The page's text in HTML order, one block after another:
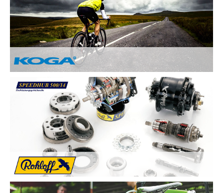
Kundenzufriedenheit durch Individuelle
Kundenberatung
Sicherheit und Fahrkomfort durch hochwertige
Komponenten
...
Von Hand gebaute Perfektion.
Alle KOGA Fahrräder werden von Hand in Holland gefertigt
und bestechen durch tolles Design. KOGA bietet eine breite
Auswahl an qualitativ Hochwertigen Elektrorädern, City-Bikes,
Trekking- und Reiserädern, Mountainbikes und Rennrädern.
Die Rohloff SPEEDHUB 500/14 wurde für Profis und